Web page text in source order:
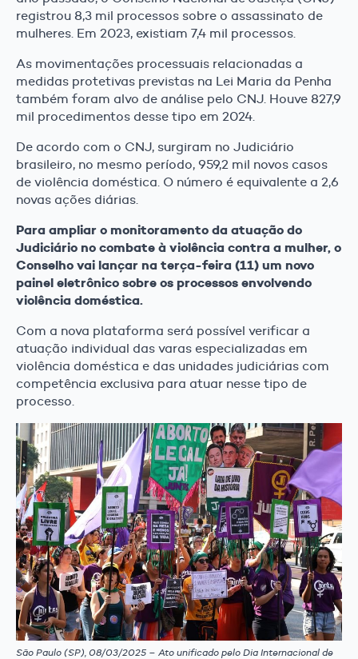
registrou 8,3 mil processos sobre o assassinato de
mulheres. Em 2023, existiam 7,4 mil processos.
As movimentações processuais relacionadas a
medidas protetivas previstas na Lei Maria da Penha
também foram alvo de análise pelo CNJ. Houve 827,9
mil procedimentos desse tipo em 2024.
De acordo com o CNJ, surgiram no Judiciário
brasileiro, no mesmo período, 959,2 mil novos casos
de violência doméstica. O número é equivalente a 2,6
novas ações diárias.
Para ampliar o monitoramento da atuação do
Judiciário no combate à violência contra a mulher, o
Conselho vai lançar na terça-feira (11) um novo
painel eletrônico sobre os processos envolvendo
violência doméstica.
Com a nova plataforma será possível verificar a
atuação individual das varas especializadas em
violência doméstica e das unidades judiciárias com
competência exclusiva para atuar nesse tipo de
processo.
São Paulo (SP), 08/03/2025 – Ato unificado pelo Dia Internacional de